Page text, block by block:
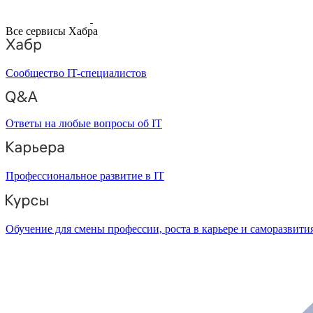
Все сервисы Хабра
Сообщество IT-специалистов
Ответы на любые вопросы об IT
Профессиональное развитие в IT
Обучение для смены профессии, роста в карьере и